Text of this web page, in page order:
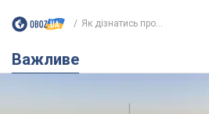
Як дізнатись про...
Важливе